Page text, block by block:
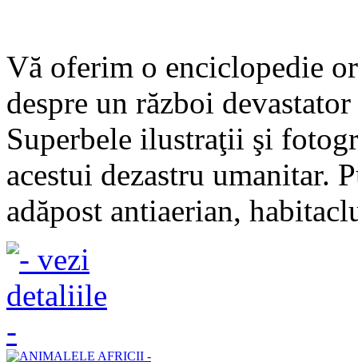
Vă oferim o enciclopedie
despre un război
Superbele ilustraţii şi
acestui dezastru umanitar.
adăpost antiaerian,